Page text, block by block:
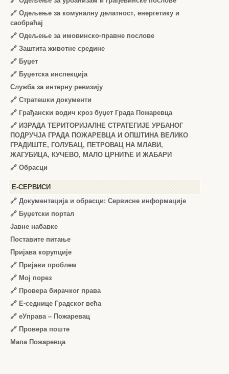
🔗 Одељење за комуналну делатност, енергетику и
саобраћај
🔗 Одељење за имовинско-правне послове
🔗 Заштита животне средине
🔗 Буџет
🔗 Буџетска инспекција
Служба за интерну ревизију
🔗 Стратешки документи
🔗 Грађански водич кроз буџет Града Пожаревца
🔗 ИЗРАДА ТЕРИТОРИЈАЛНЕ СТРАТЕГИЈЕ УРБАНОГ
ПОДРУЧЈА ГРАДА ПОЖАРЕВЦА И ОПШТИНА ВЕЛИКО
ГРАДИШТЕ, ГОЛУБАЦ, ПЕТРОВАЦ НА МЛАВИ,
ЖАГУБИЦА, КУЧЕВО, МАЛО ЦРНИЋЕ И ЖАБАРИ
🔗 Обрасци
Е-СЕРВИСИ
🔗 Документација и обрасци: Сервисне информације
🔗 Буџетски портал
Јавне набавке
Поставите питање
Пријава корупције
🔗 Пријави проблем
🔗 Мој порез
🔗 Провера бирачког права
🔗 Е-седнице Градског већа
🔗 еУправа – Пожаревац
🔗 Провера поште
Мапа Пожаревца